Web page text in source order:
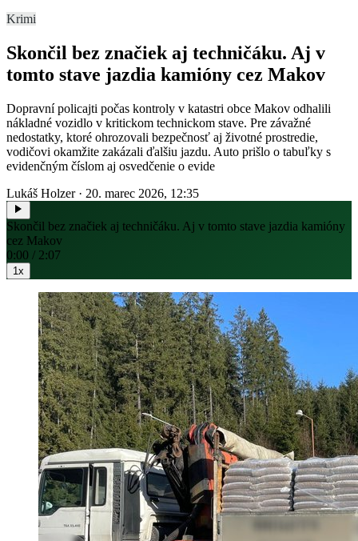
Krimi
Skončil bez značiek aj techničáku. Aj v
tomto stave jazdia kamióny cez Makov
Dopravní policajti počas kontroly v katastri obce Makov odhalili
nákladné vozidlo v kritickom technickom stave. Pre závažné
nedostatky, ktoré ohrozovali bezpečnosť aj životné prostredie,
vodičovi okamžite zakázali ďalšiu jazdu. Auto prišlo o tabuľky s
evidenčným číslom aj osvedčenie o evide
Lukáš Holzer · 20. marec 2026, 12:35
Skončil bez značiek aj techničáku. Aj v tomto stave jazdia kamióny
cez Makov
0:00 / 2:07
1x